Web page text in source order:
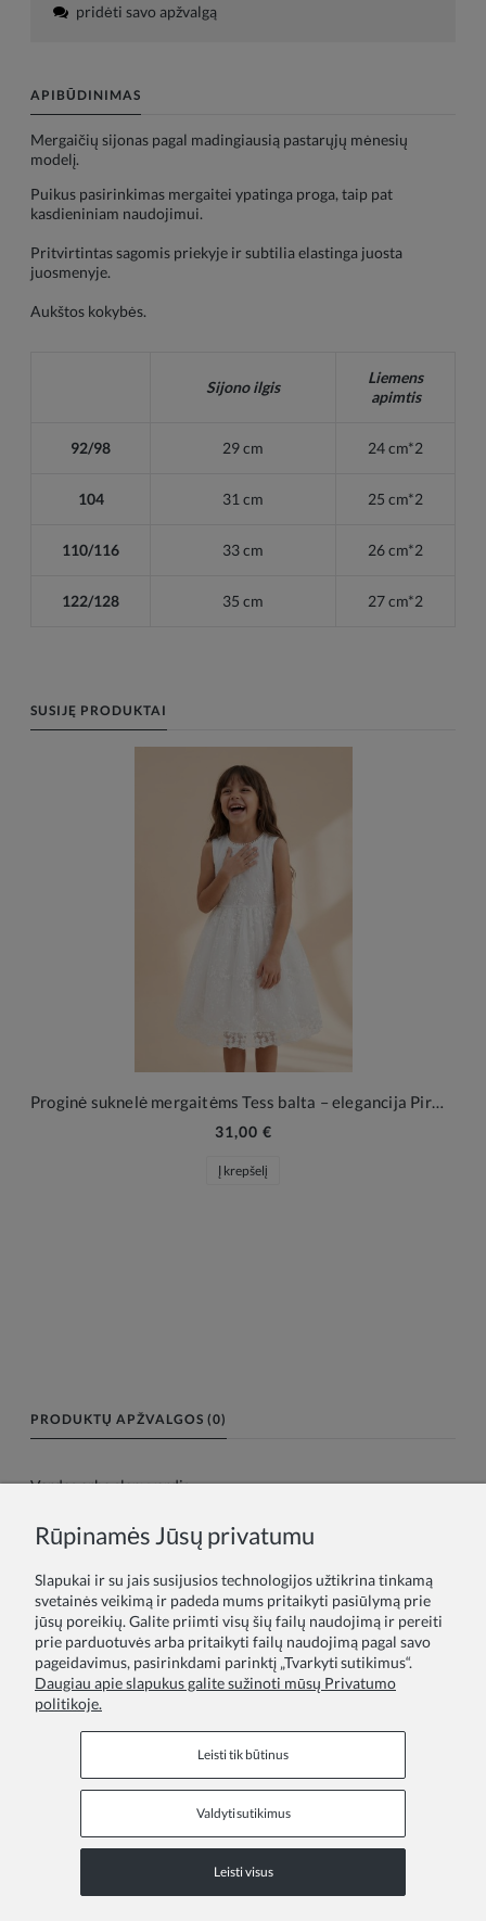
pridėti savo apžvalgą
APIBŪDINIMAS
Mergaičių sijonas pagal madingiausią pastarųjų mėnesių
modelį.
Puikus pasirinkimas mergaitei ypatinga proga, taip pat
kasdieniniam naudojimui.
Pritvirtintas sagomis priekyje ir subtilia elastinga juosta
juosmenyje.
Aukštos kokybės.
Sijono ilgis
Liemens
apimtis
92/98 29 cm 24cm*2
104 31 cm 25 cm*2
110/116 33cm 26cm*2
122/128 35 cm 27cm*2
SUSIJĘ PRODUKTAI
Proginė suknelė mergaitėms Tess balta – elegancija Pirmajai Komunijai ir šeimos šventėms
31,00 €
Į krepšelį
PRODUKTŲ APŽVALGOS (0)
Vardas arba slapyvardis:
Rūpinamės Jūsų privatumu
Slapukai ir su jais susijusios technologijos užtikrina tinkamą
svetainės veikimą ir padeda mums pritaikyti pasiūlymą prie
jūsų poreikių. Galite priimti visų šių failų naudojimą ir pereiti
prie parduotuvės arba pritaikyti failų naudojimą pagal savo
pageidavimus, pasirinkdami parinktį „Tvarkyti sutikimus“.
Daugiau apie slapukus galite sužinoti mūsų Privatumo
politikoje.
Leisti tik būtinus
Valdyti sutikimus
Leisti visus